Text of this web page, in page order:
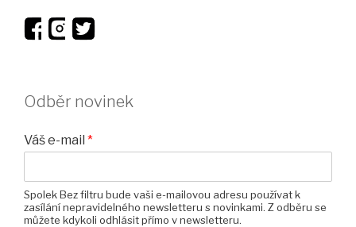
Odběr novinek
Váš e-mail *
Spolek Bez filtru bude vaši e-mailovou adresu používat k
zasílání nepravidelného newsletteru s novinkami. Z odběru se
můžete kdykoli odhlásit přímo v newsletteru.